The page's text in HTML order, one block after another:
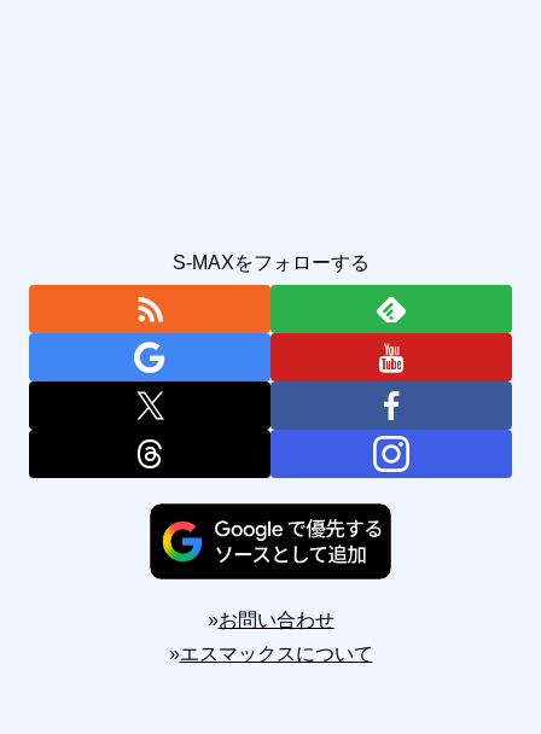
S-MAXをフォローする
»お問い合わせ
»エスマックスについて